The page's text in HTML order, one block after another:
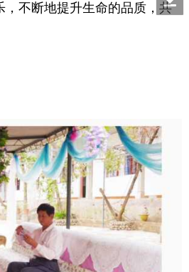
，不断地提升生命的品质，共